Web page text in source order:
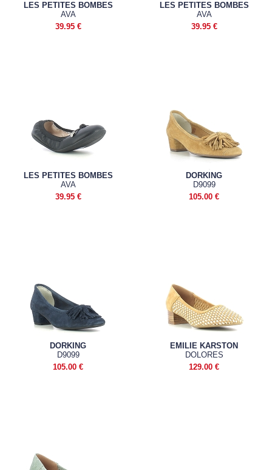
LES PETITES BOMBES
AVA
39.95 €
LES PETITES BOMBES
AVA
39.95 €
LES PETITES BOMBES
AVA
39.95 €
DORKING
D9099
105.00 €
DORKING
D9099
105.00 €
EMILIE KARSTON
DOLORES
129.00 €